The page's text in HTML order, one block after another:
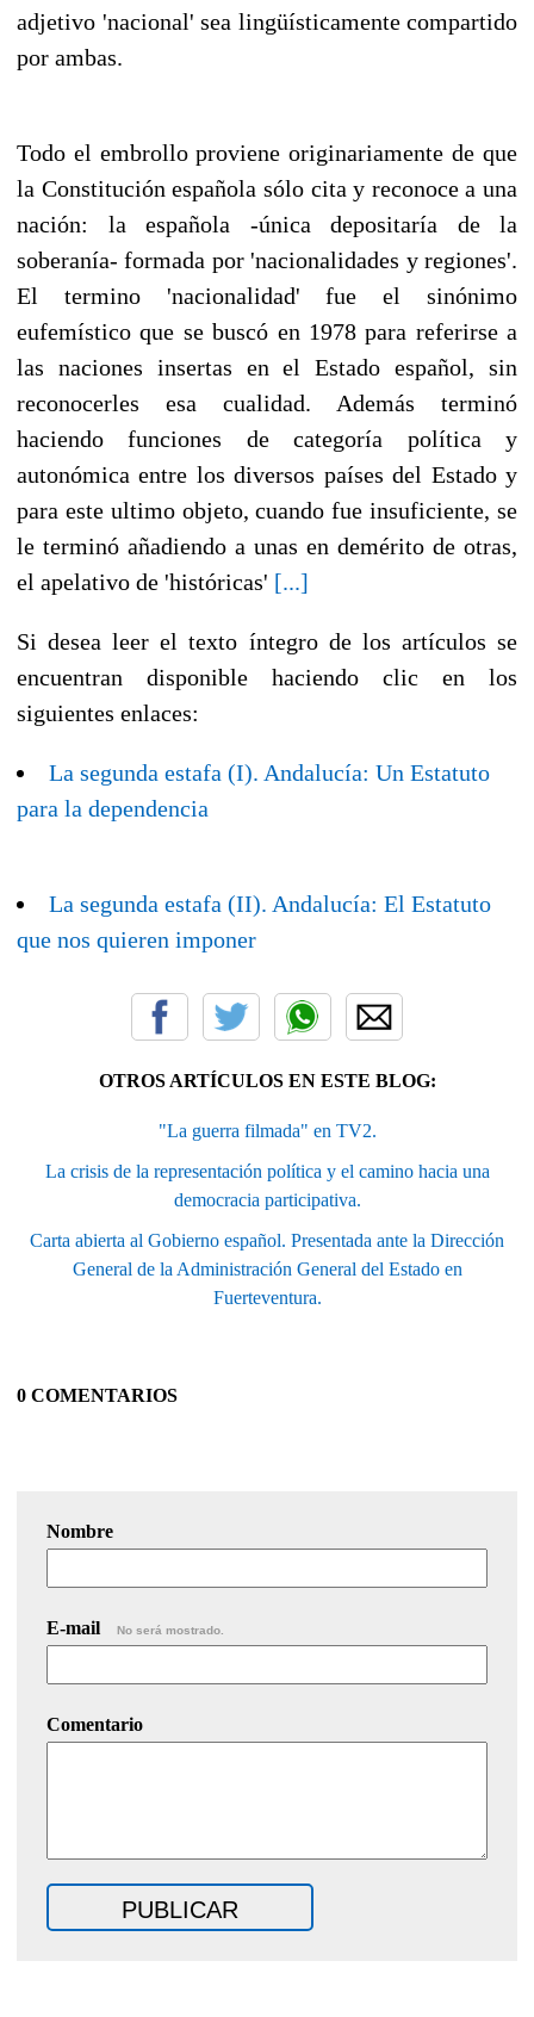
adjetivo 'nacional' sea lingüísticamente compartido
por ambas.
Todo el embrollo proviene originariamente de que
la Constitución española sólo cita y reconoce a una
nación: la española -única depositaría de la
soberanía- formada por 'nacionalidades y regiones'.
El termino 'nacionalidad' fue el sinónimo
eufemístico que se buscó en 1978 para referirse a
las naciones insertas en el Estado español, sin
reconocerles esa cualidad. Además terminó
haciendo funciones de categoría política y
autonómica entre los diversos países del Estado y
para este ultimo objeto, cuando fue insuficiente, se
le terminó añadiendo a unas en demérito de otras,
el apelativo de 'históricas' [...]
Si desea leer el texto íntegro de los artículos se
encuentran disponible haciendo clic en los
siguientes enlaces:
La segunda estafa (I). Andalucía: Un Estatuto
para la dependencia
La segunda estafa (II). Andalucía: El Estatuto
que nos quieren imponer
OTROS ARTÍCULOS EN ESTE BLOG:
"La guerra filmada" en TV2.
La crisis de la representación política y el camino hacia una
democracia participativa.
Carta abierta al Gobierno español. Presentada ante la Dirección
General de la Administración General del Estado en
Fuerteventura.
0 COMENTARIOS
Nombre
E-mail No será mostrado.
Comentario